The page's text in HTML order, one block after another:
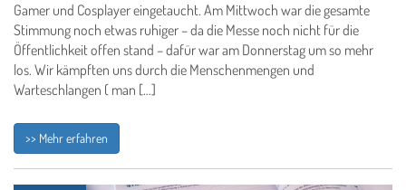
Gamer und Cosplayer eingetaucht. Am Mittwoch war die gesamte
Stimmung noch etwas ruhiger – da die Messe noch nicht für die
Öffentlichkeit offen stand – dafür war am Donnerstag um so mehr
los. Wir kämpften uns durch die Menschenmengen und
Warteschlangen ( man […]
>> Mehr erfahren